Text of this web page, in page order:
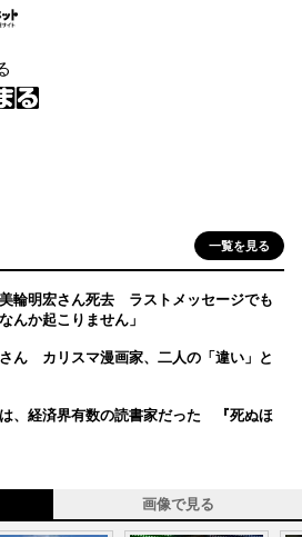
一覧を見る
輪明宏さん死去 ラストメッセージでも
か起こりません」
ん カリスマ漫画家、二人の「違い」と
、経済界有数の読書家だった 『死ぬほ
画像で見る